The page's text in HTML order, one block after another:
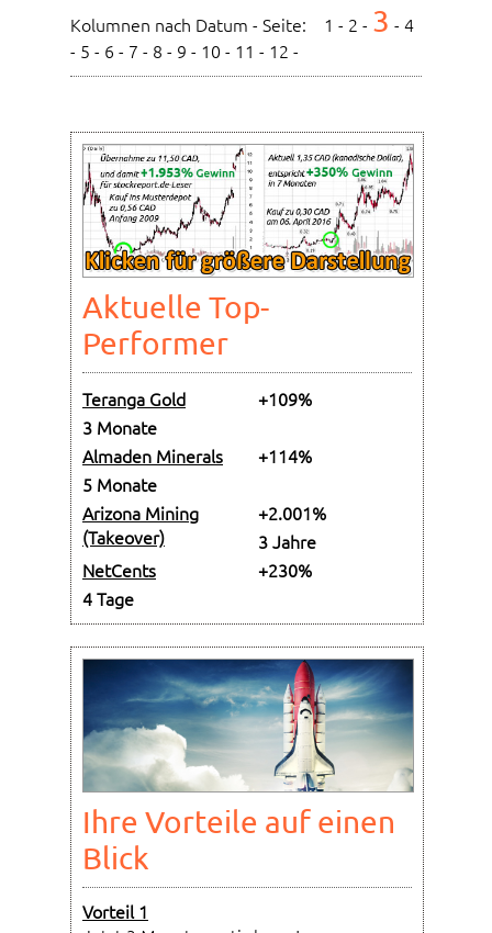
Kolumnen nach Datum - Seite: 1 - 2 - 3 - 4
- 5 - 6 - 7 - 8 - 9 - 10 - 11 - 12 -
Aktuelle Top-
Performer
Teranga Gold
+109%
3 Monate
Almaden Minerals
+114%
5 Monate
Arizona Mining
(Takeover)
+2.001%
3 Jahre
NetCents
+230%
4 Tage
Ihre Vorteile auf einen
Blick
Vorteil 1